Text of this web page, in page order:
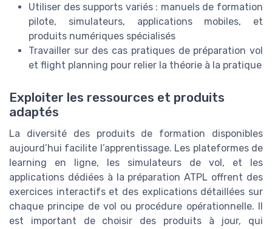
Utiliser des supports variés : manuels de formation
pilote, simulateurs, applications mobiles, et
produits numériques spécialisés
Travailler sur des cas pratiques de préparation vol
et flight planning pour relier la théorie à la pratique
Exploiter les ressources et produits
adaptés
La diversité des produits de formation disponibles
aujourd’hui facilite l’apprentissage. Les plateformes de
learning en ligne, les simulateurs de vol, et les
applications dédiées à la préparation ATPL offrent des
exercices interactifs et des explications détaillées sur
chaque principe de vol ou procédure opérationnelle. Il
est important de choisir des produits à jour, qui